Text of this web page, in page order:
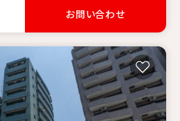
お問い合わせ